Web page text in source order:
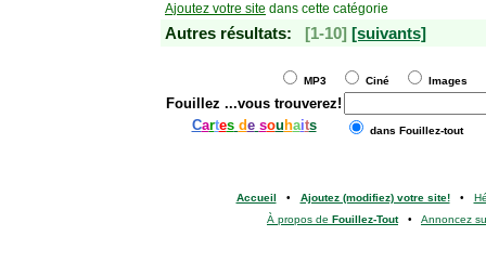
Ajoutez votre site dans cette catégorie
Autres résultats: [1-10] [suivants]
MP3 Ciné Images
Fouillez ...vous trouverez!
Cartes de sou haits dans Fouillez-tout
Accueil • Ajoutez (modifiez) votre site!•
À propos de Fouillez-Tout• Annoncez